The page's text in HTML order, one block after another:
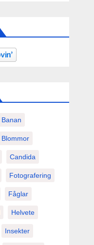
Banan
Blommor
Candida
Fotografering
Fåglar
Helvete
Insekter